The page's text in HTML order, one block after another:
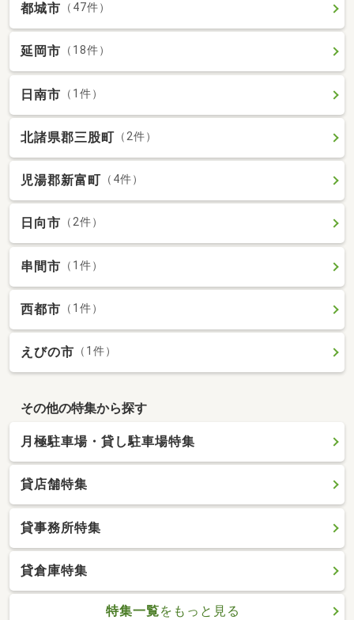
都城市 （47件）
延岡市 （18件）
日南市 （1件）
北諸県郡三股町 （2件）
児湯郡新富町 （4件）
日向市 （2件）
串間市 （1件）
西都市 （1件）
えびの市 （1件）
その他の特集から探す
月極駐車場・貸し駐車場特集
貸店舗特集
貸事務所特集
貸倉庫特集
特集一覧をもっと見る